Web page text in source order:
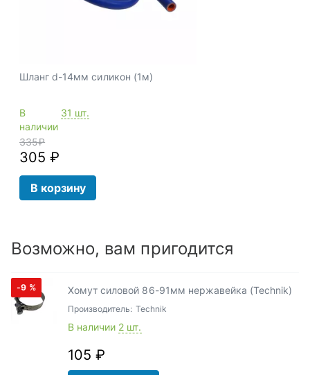
Шланг d-14мм силикон (1м)
В
наличии
31 шт.
335₽
305 ₽
В корзину
Возможно, вам пригодится
-9 % Хомут силовой 86-91мм нержавейка (Technik)
Производитель: Technik
В наличии 2 шт.
105 ₽